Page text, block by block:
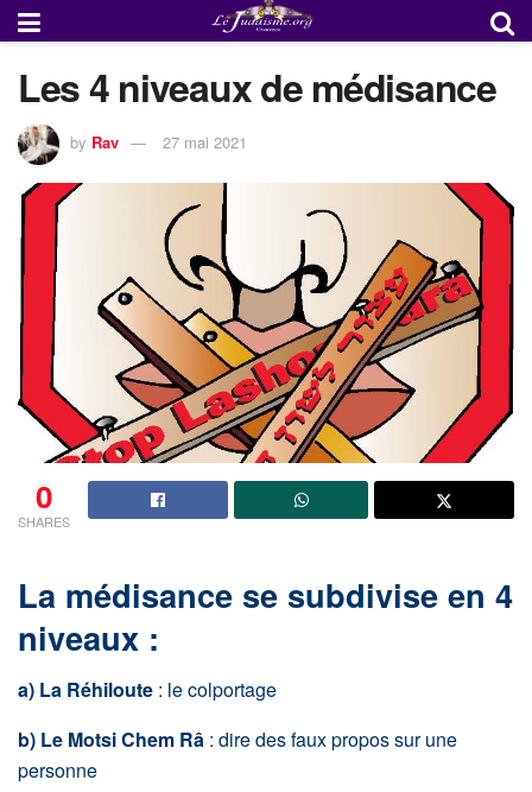
Les 4 niveaux de médisance
by Rav 27 mai 2021
0
SHARES
La médisance se subdivise en 4
niveaux :
a) La Réhiloute : le colportage
b) Le Motsi Chem Râ : dire des faux propos sur une
personne